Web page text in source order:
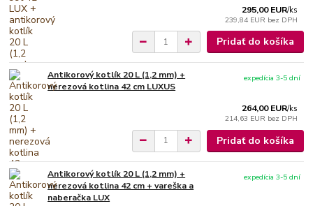
295,00 EUR/ks
239,84 EUR bez DPH
Pridať do košíka
Antikorový kotlík 20 L (1,2 mm) +
nerezová kotlina 42 cm LUXUS
264,00 EUR/ks
214,63 EUR bez DPH
expedícia 3-5 dní
Pridať do košíka
Antikorový kotlík 20 L (1,2 mm) +
nerezová kotlina 42 cm + vareška a
naberačka LUX
expedícia 3-5 dní